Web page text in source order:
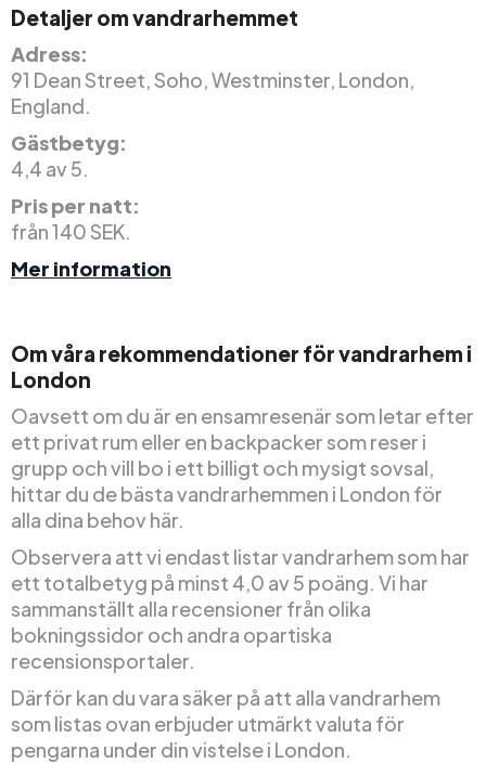
Detaljer om vandrarhemmet
Adress:
91 Dean Street, Soho, Westminster, London,
England.
Gästbetyg:
4,4 av 5.
Pris per natt:
från 140 SEK.
Mer information
Om våra rekommendationer för vandrarhem i
London
Oavsett om du är en ensamresenär som letar efter
ett privat rum eller en backpacker som reser i
grupp och vill bo i ett billigt och mysigt sovsal,
hittar du de bästa vandrarhemmen i London för
alla dina behov här.
Observera att vi endast listar vandrarhem som har
ett totalbetyg på minst 4,0 av 5 poäng. Vi har
sammanställt alla recensioner från olika
bokningssidor och andra opartiska
recensionsportaler.
Därför kan du vara säker på att alla vandrarhem
som listas ovan erbjuder utmärkt valuta för
pengarna under din vistelse i London.